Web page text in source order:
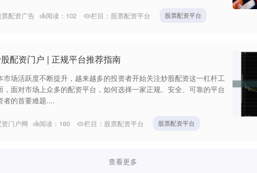
配资广告 阅读： 102 栏目： 股票配资平台 股票配资平台
配资门户 | 正规平台推荐指南
市场活跃度不断提升，越来越多的投资者开始关注炒股配资这一杠杆工
，面对市场上众多的配资平台，如何选择一家正规、安全、可靠的平台
者的首要难题....
门户网 阅读： 160 栏目： 股票配资平台 股票配资平台
查看更多